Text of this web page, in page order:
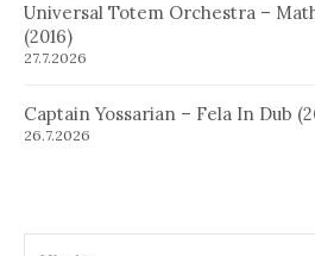
Universal Totem Orchestra –
(2016)
27.7.2026
Captain Yossarian – Fela In Dub
26.7.2026